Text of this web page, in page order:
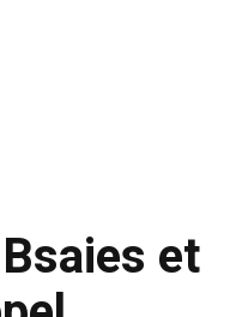
et